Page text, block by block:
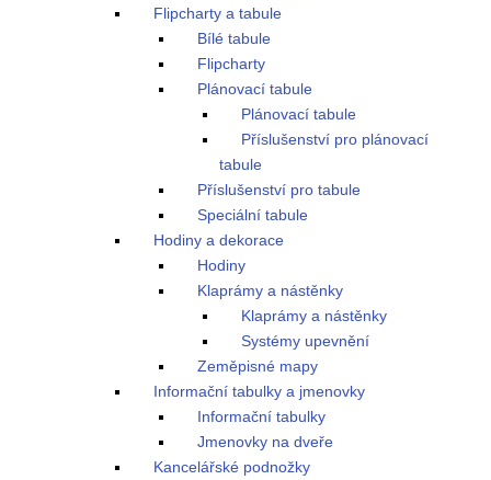
Flipcharty a tabule
Bílé tabule
Flipcharty
Plánovací tabule
Plánovací tabule
Příslušenství pro plánovací
tabule
Příslušenství pro tabule
Speciální tabule
Hodiny a dekorace
Hodiny
Klaprámy a nástěnky
Klaprámy a nástěnky
Systémy upevnění
Zeměpisné mapy
Informační tabulky a jmenovky
Informační tabulky
Jmenovky na dveře
Kancelářské podnožky